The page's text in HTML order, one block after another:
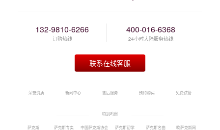
132-9810-6266
订购热线
400-016-6368
24小时大陆服务热线
联系在线客服
荣誉资质 新闻中心 售后服务 预约购买 免费试管
特别鸣谢
萨克斯 萨克斯专卖 中国萨克斯协会 萨克斯初学 萨克斯名曲 吹萨克斯网